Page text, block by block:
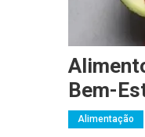
Bem-
Alimentação